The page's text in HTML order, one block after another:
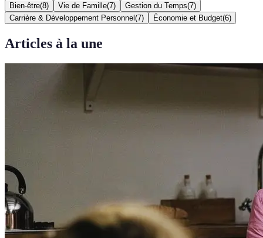
Bien-être(8) Vie de Famille(7) Gestion du Temps(7)
Carrière & Développement Personnel (7) Économie et Budget(6)
Articles à la une